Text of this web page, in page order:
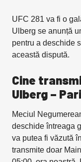
UFC 281 va fi o
Ulberg se anunță
pentru a deschide
această dispută.
Cine
Ulberg –
Meciul
deschide întreaga
va putea fi văzută
transmite doar